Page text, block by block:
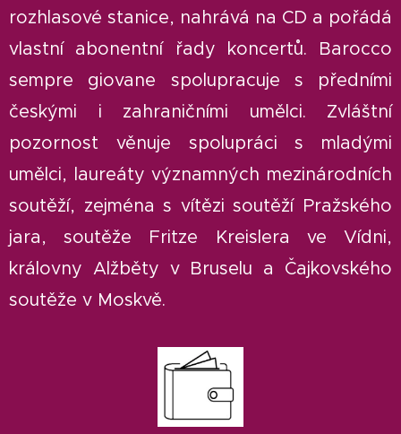
rozhlasové stanice, nahrává na CD a pořádá
vlastní abonentní řady koncertů. Barocco
sempre giovane spolupracuje s předními
českými i zahraničními umělci. Zvláštní
pozornost věnuje spolupráci s mladými
umělci, laureáty významných mezinárodních
soutěží, zejména s vítězi soutěží Pražského
jara, soutěže Fritze Kreislera ve Vídni,
královny Alžběty v Bruselu a Čajkovského
soutěže v Moskvě.